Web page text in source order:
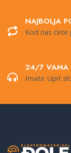
NAJBOLJA
Kod nas
24/7 VAMA
Imate Upit